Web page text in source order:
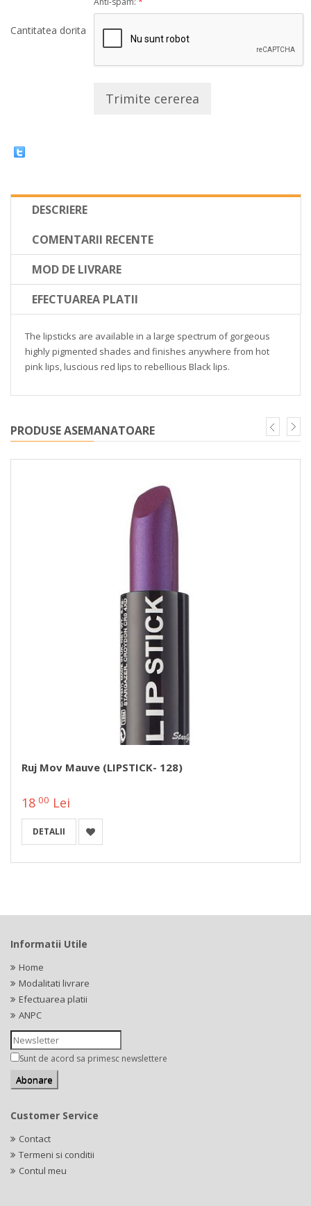
Cantitatea dorita
Trimite cererea
DESCRIERE
COMENTARII RECENTE
MOD DE LIVRARE
EFECTUAREA PLATII
The lipsticks are available in a large spectrum of gorgeous
highly pigmented shades and finishes anywhere from hot
pink lips, luscious red lips to rebellious Black lips.
PRODUSE ASEMANATOARE
Ruj Mov Mauve (LIPSTICK- 128)
18 00 Lei
DETALII
Informatii Utile
Home
Modalitati livrare
Efectuarea platii
ANPC
Sunt de acord sa primesc newslettere
Customer Service
Contact
Termeni si conditii
Contul meu